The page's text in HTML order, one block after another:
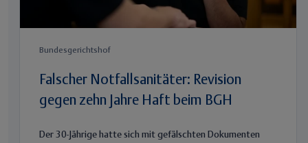
Bundesgerichtshof
Falscher Notfallsanitäter: Revision
gegen zehn Jahre Haft beim BGH
Der 30-Jährige hatte sich mit gefälschten Dokumenten